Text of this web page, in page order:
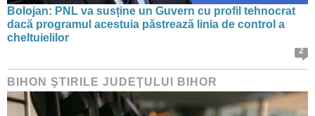
Bolojan: PNL va susține un Guvern cu profil tehnocrat
dacă programul acestuia păstrează linia de control a
cheltuielilor
2
BIHON ŞTIRILE JUDEŢULUI BIHOR